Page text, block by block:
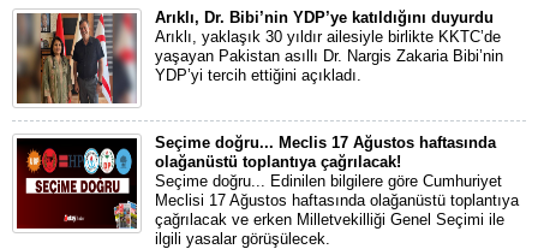
Arıklı, Dr. Bibi’nin YDP’ye katıldığını duyurdu
Arıklı, yaklaşık 30 yıldır ailesiyle birlikte KKTC’de
yaşayan Pakistan asıllı Dr. Nargis Zakaria Bibi’nin
YDP’yi tercih ettiğini açıkladı.
Seçime doğru... Meclis 17 Ağustos haftasında
olağanüstü toplantıya çağrılacak!
Seçime doğru... Edinilen bilgilere göre Cumhuriyet
Meclisi 17 Ağustos haftasında olağanüstü toplantıya
çağrılacak ve erken Milletvekilliği Genel Seçimi ile
ilgili yasalar görüşülecek.